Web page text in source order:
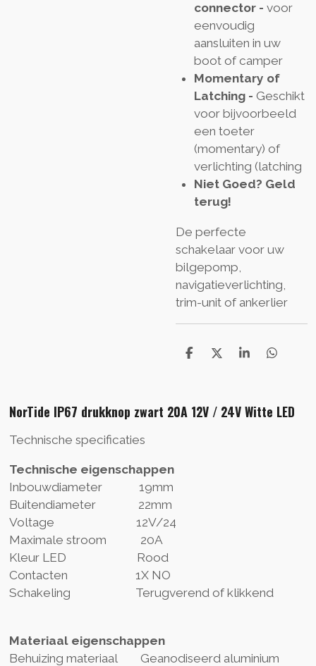
connector - voor
eenvoudig
aansluiten in uw
boot of camper
Momentary of
Latching - Geschikt
voor bijvoorbeeld
een toeter
(momentary) of
verlichting (latching
Niet Goed? Geld
terug!
De perfecte
schakelaar voor uw
bilgepomp,
navigatieverlichting,
trim-unit of ankerlier
D
n
D
S
e
D
n
NorTide IP67 drukknop zwart 20A 12V / 24V Witte LED
Technische specificaties
Technische eigenschappen
Inbouwdiameter 19mm
Buitendiameter 22mm
Voltage 12V/24
Maximale stroom 20A
Kleur LED Rood
Contacten 1X NO
Schakeling Terugverend of klikkend
Materiaal eigenschappen
Behuizing materiaal Geanodiseerd aluminium